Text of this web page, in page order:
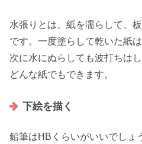
水張りとは、紙を濡らして、
です。一度塗らして乾いた紙
次に水にぬらしても波打ちはし
どんな紙でもできます。
下絵を描く
鉛筆はHBくらいがいいでしょ